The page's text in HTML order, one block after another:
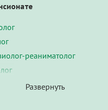
реаниматолог